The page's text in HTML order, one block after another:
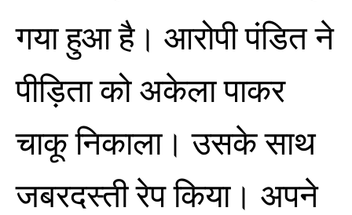
गया हुआ है। आरोपी पंडित ने
पीड़िता को अकेला पाकर
चाकू निकाला। उसके साथ
जबरदस्ती रेप किया। अपने